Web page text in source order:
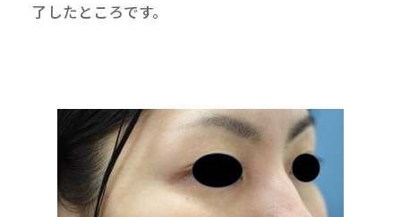
了したところです。